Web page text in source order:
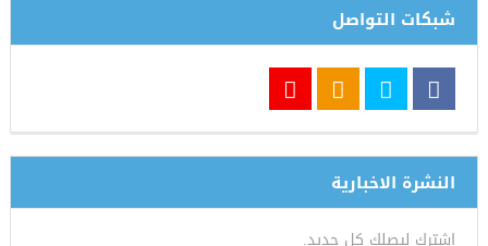
شبكات التواصل
النشرة الاخبارية